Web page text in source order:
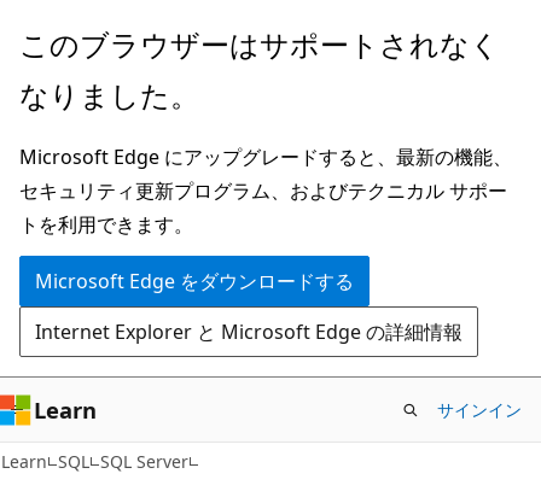
メ
ン
ン
テ
ン
ツ
に
ス
キ
ッ
プ
このブラウザーはサポートされなく
なりました。
Microsoft Edge にアップグレードすると、最新の機能、
セキュリティ更新プログラム、およびテクニカル サポー
トを利用できます。
Microsoft Edge をダウンロードする
Internet Explorer と Microsoft Edge の詳細情報
Learn サインイン
Learn SQL SQL Server